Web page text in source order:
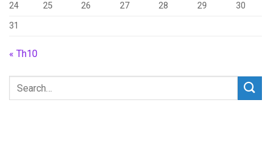
24
25 26 27 28 29
30
31
« Th10